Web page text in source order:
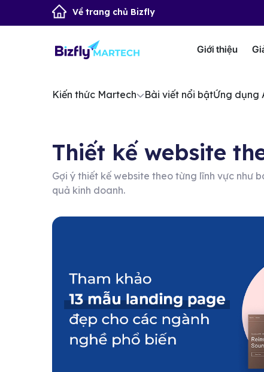
Về trang chủ Bizfly
Giới thiệu
Kiến thức Martech Bài viết nổi bậtỨng dụng
Thiết kế website
Gợi ý thiết kế website theo từng lĩnh vực như
quả kinh doanh.